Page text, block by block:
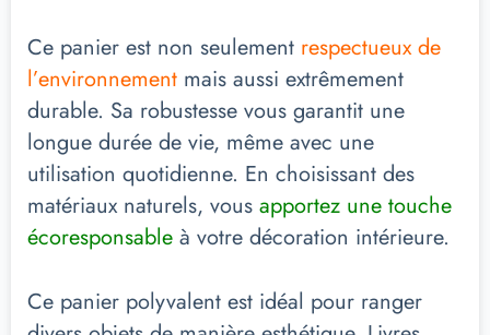
Ce panier est non seulement respectueux de
l’environnement mais aussi extrêmement
durable. Sa robustesse vous garantit une
longue durée de vie, même avec une
utilisation quotidienne. En choisissant des
matériaux naturels, vous apportez une touche
écoresponsable à votre décoration intérieure.
Ce panier polyvalent est idéal pour ranger